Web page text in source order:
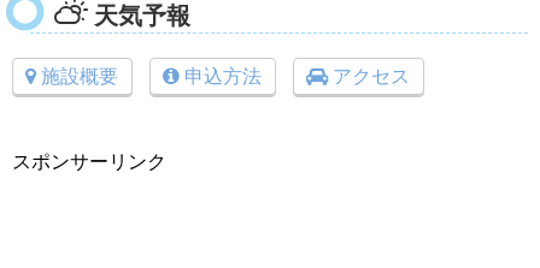
天気予報
施設概要 申込方法 アクセス
スポンサーリンク